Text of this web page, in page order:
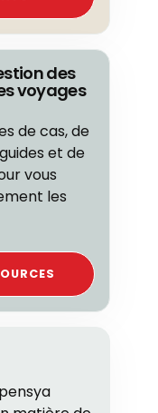
des
voyages
de cas, de
et de
vous
les